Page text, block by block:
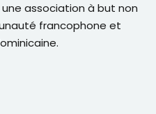
association à but non
francophone et